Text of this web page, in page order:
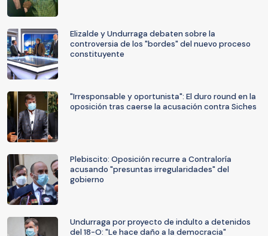
Elizalde y Undurraga debaten sobre la
controversia de los "bordes" del nuevo proceso
constituyente
"Irresponsable y oportunista": El duro round en la
oposición tras caerse la acusación contra Siches
Plebiscito: Oposición recurre a Contraloría
acusando "presuntas irregularidades" del
gobierno
Undurraga por proyecto de indulto a detenidos
del 18-O: "Le hace daño a la democracia"